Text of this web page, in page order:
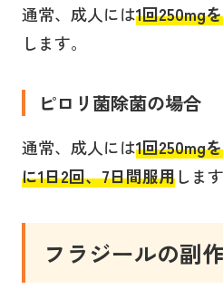
通常、成人には1回250mg
します。
ピロリ菌除菌の場合
通常、成人には1回250mg
に1日2回、7日間服用します
フラジールの副